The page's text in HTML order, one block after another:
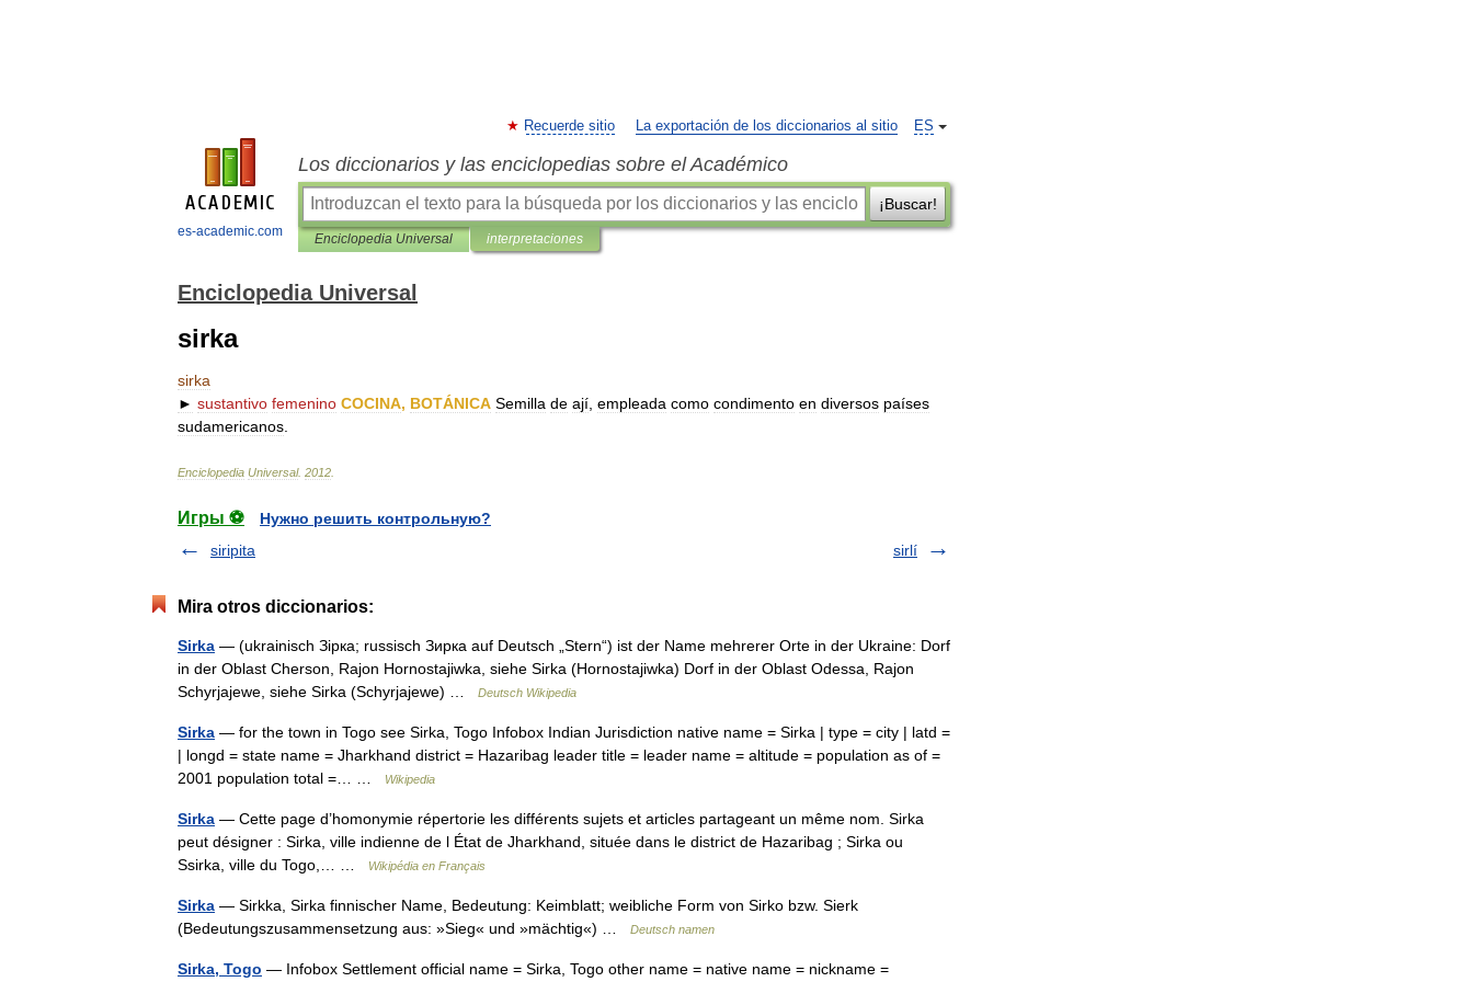
es-academic.com
ES
Recuerde sitio La exportación de los diccionarios al sitio
Los diccionarios y las enciclopedias sobre el Académico
¡Buscar!
Enciclopedia Universal interpretaciones
Enciclopedia Universal
sirka
sirka
► sustantivo femenino COCINA, BOTÁNICA Semilla de ají empleada como condimento en diversos países
sudamericanos
Enciclopedia Universal. 2012
Игры ⚽
Нужно решить контрольную?
siripita
sirlí
Mira otros diccionarios:
Sirka — (ukrainisch Зірка; russisch Зирка auf Deutsch „Stern“) ist der Name mehrerer Orte in der Ukraine: Dorf
in der Oblast Cherson, Rajon Hornostajiwka, siehe Sirka (Hornostajiwka) Dorf in der Oblast Odessa, Rajon
Schyrjajewe, siehe Sirka (Schyrjajewe) …
Deutsch Wikipedia
Sirka — for the town in Togo see Sirka, Togo Infobox Indian Jurisdiction native name = Sirka | type = city | latd =
| longd = state name = Jharkhand district = Hazaribag leader title = leader name = altitude = population as of =
2001 population total =… …
Wikipedia
Sirka — Cette page d’homonymie répertorie les différents sujets et articles partageant un même nom. Sirka
peut désigner : Sirka, ville indienne de l État de Jharkhand, située dans le district de Hazaribag ; Sirka ou
Ssirka, ville du Togo,… …
Wikipédia en Français
Sirka — Sirkka, Sirka finnischer Name, Bedeutung: Keimblatt; weibliche Form von Sirko bzw. Sierk
(Bedeutungszusammensetzung aus: »Sieg« und »mächtig«) …
Deutsch namen
Sirka, Togo — Infobox Settlement official name = Sirka, Togo other name = native name = nickname =